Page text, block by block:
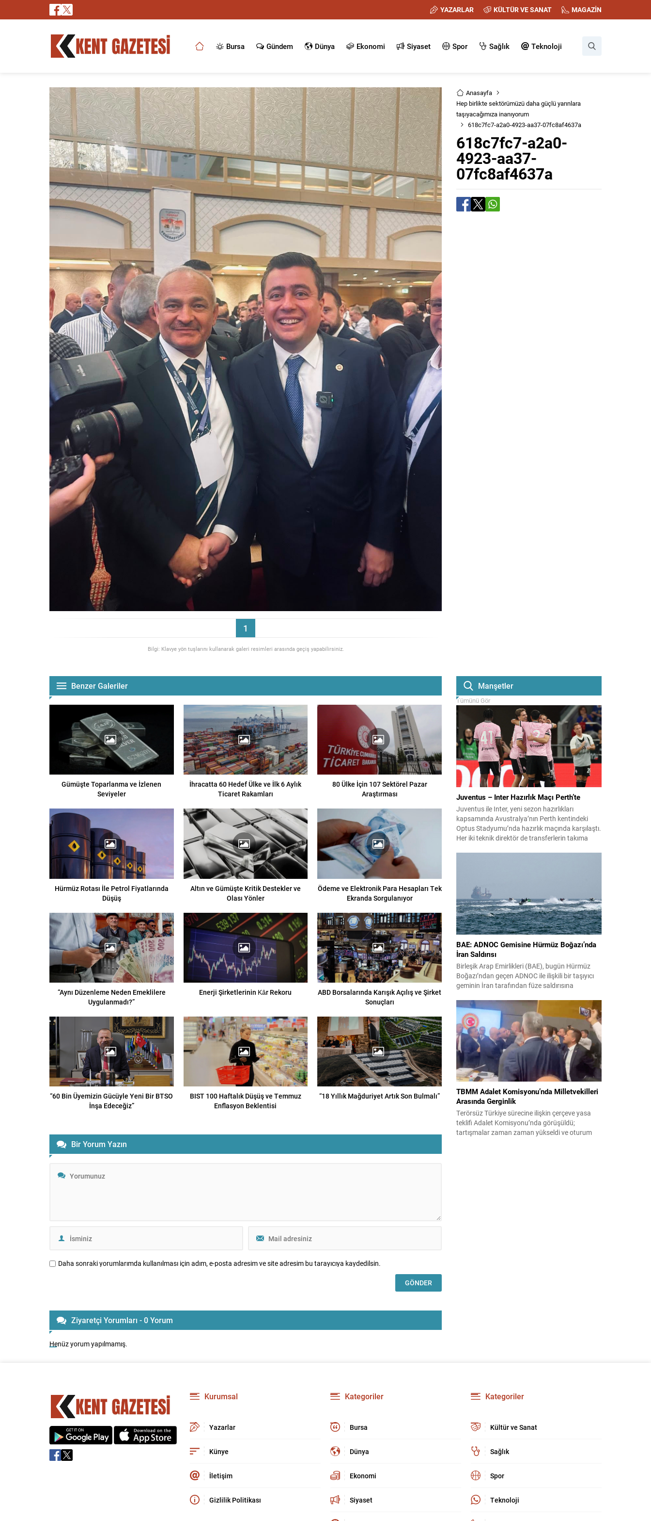
YAZARLAR KÜLTÜR VE SANAT MAGAZİN
Bursa Gündem Dünya Ekonomi Siyaset Spor Sağlık Teknoloji
1
Bilgi: Klavye yön tuşlarını kullanarak galeri resimleri arasında geçiş yapabilirsiniz.
Anasayfa
Hep birlikte sektörümüzü daha güçlü yarınlara
taşıyacağımıza inanıyorum
618c7fc7-a2a0-4923-aa37-07fc8af4637a
618c7fc7-a2a0-
4923-aa37-
07fc8af4637a
Benzer Galeriler
Gümüşte Toparlanma ve İzlenen
Seviyeler
İhracatta 60 Hedef Ülke ve İlk 6 Aylık
Ticaret Rakamları
80 Ülke İçin 107 Sektörel Pazar
Araştırması
Hürmüz Rotası İle Petrol Fiyatlarında
Düşüş
Altın ve Gümüşte Kritik Destekler ve
Olası Yönler
Ödeme ve Elektronik Para Hesapları Tek
Ekranda Sorgulanıyor
“Aynı Düzenleme Neden Emeklilere
Uygulanmadı?”
Enerji Şirketlerinin Kâr Rekoru
ABD Borsalarında Karışık Açılış ve Şirket
Sonuçları
“60 Bin Üyemizin Gücüyle Yeni Bir BTSO
İnşa Edeceğiz”
BIST 100 Haftalık Düşüş ve Temmuz
Enflasyon Beklentisi
“18 Yıllık Mağduriyet Artık Son Bulmalı”
Bir Yorum Yazın
Daha sonraki yorumlarımda kullanılması için adım, e-posta adresim ve site adresim bu tarayıcıya kaydedilsin.
Ziyaretçi Yorumları - 0 Yorum
Henüz yorum yapılmamış.
Manşetler
Tümünü Gör
Juventus – Inter Hazırlık Maçı Perth’te
Juventus ile Inter, yeni sezon hazırlıkları
kapsamında Avustralya’nın Perth kentindeki
Optus Stadyumu’nda hazırlık maçında karşılaştı.
Her iki teknik direktör de transferlerin takıma
Yıldız ilk 11’de görev alırken,...
BAE: ADNOC Gemisine Hürmüz Boğazı’nda
İran Saldırısı
Birleşik Arap Emirlikleri (BAE), bugün Hürmüz
Boğazı’ndan geçen ADNOC ile ilişkili bir taşıyıcı
geminin İran tarafından füze saldırısına
alındığını bildirirken saldırıyı kınadı ve Tahran’ı
korsanlıkla suçladı. WAM ajansının aktardığı ilk
açıklamada, ADNOC’a ait bir geminin sabah
saatlerinde hedef alındığı belirtildi; ilerleyen
dakikalarda ise BAE...
TBMM Adalet Komisyonu’nda Milletvekilleri
Arasında Gerginlik
Terörsüz Türkiye sürecine ilişkin çerçeve yasa
teklifi Adalet Komisyonu’nda görüşüldü;
tartışmalar zaman zaman yükseldi ve oturum
Kurumsal
Yazarlar
Künye
İletişim
Gizlilik Politikası
Kategoriler
Bursa
Dünya
Ekonomi
Siyaset
Kategoriler
Kültür ve Sanat
Sağlık
Spor
Teknoloji